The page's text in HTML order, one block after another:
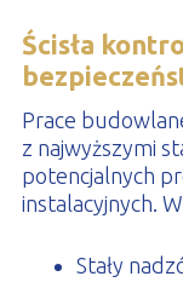
Ścisła
Prace
z najwyższymi
potencjalnych
instalacyjnych.
Stały